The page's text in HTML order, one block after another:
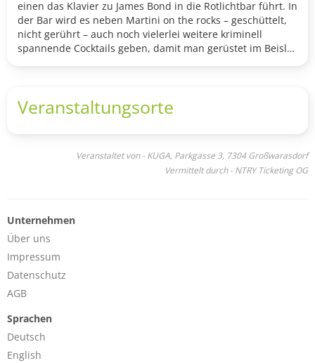
einen das Klavier zu James Bond in die Rotlichtbar führt. In
der Bar wird es neben Martini on the rocks – geschüttelt,
nicht gerührt – auch noch vielerlei weitere kriminell
spannende Cocktails geben, damit man gerüstet im Beisl
dann vom Rotlicht in die Blaulicht-Disco! Seid dabei in
Veranstaltungsorte
Veranstaltet von - KUGA, Parkgasse 3, 7304 Großwarasdorf
Vermittelt durch - NTRY Ticketing OG
Unternehmen
Über uns
Impressum
Datenschutz
AGB
Sprachen
Deutsch
English